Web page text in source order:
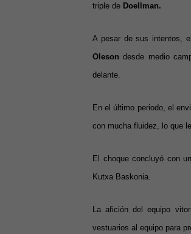
triple de Doellman.
A pesar de sus intentos,
Oleson desde medio
delante.
En el último periodo, el
con mucha fluidez, lo que
El choque concluyó con
Kutxa Baskonia.
La afición del equipo
vestuarios al equipo para